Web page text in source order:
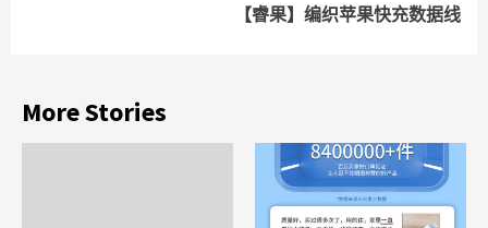
【睿果】编织苹果快充数据线
More Stories